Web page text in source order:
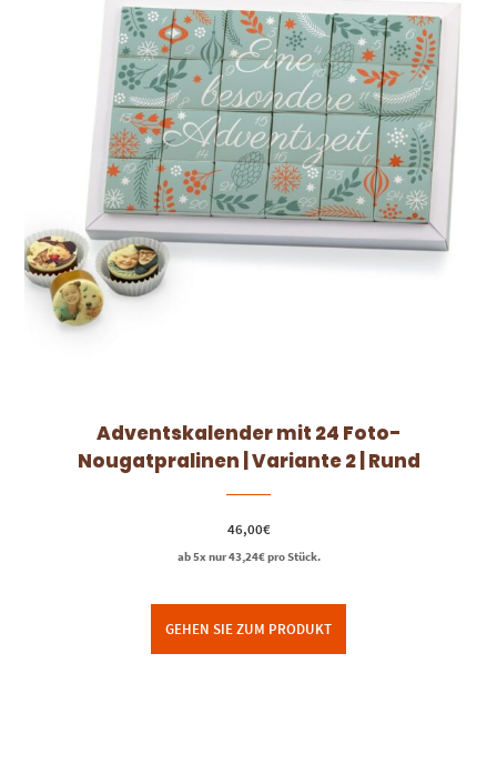
Adventskalender mit 24 Foto-
Nougatpralinen | Variante 2 | Rund
46,00€
ab 5x nur43,24€pro Stück.
GEHEN SIE ZUM PRODUKT